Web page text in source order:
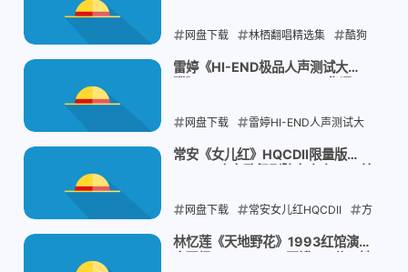
2026-07-30
网盘下载 林栖翻唱精选集 酷狗
认证音乐人 四川音乐学院科班
2026-07-28
雷婷《HI-END极品人声测试大
烧圈
网盘下载 雷婷HI-END人声测试大
碟 24bit 96kHz Hi-Res 华语五大
2026-07-28
常安《女儿红》HQCDII限量版
网盘下载 常安女儿红HQCDII 方
盛文化发烧女声 民歌经典女高音
林忆莲《天地野花》1993红馆演唱